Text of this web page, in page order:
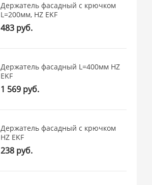
Держатель фасадный с крючком
L=200мм, HZ EKF
483 руб.
Держатель фасадный L=400мм HZ
EKF
1 569 руб.
Держатель фасадный с крючком
HZ EKF
238 руб.